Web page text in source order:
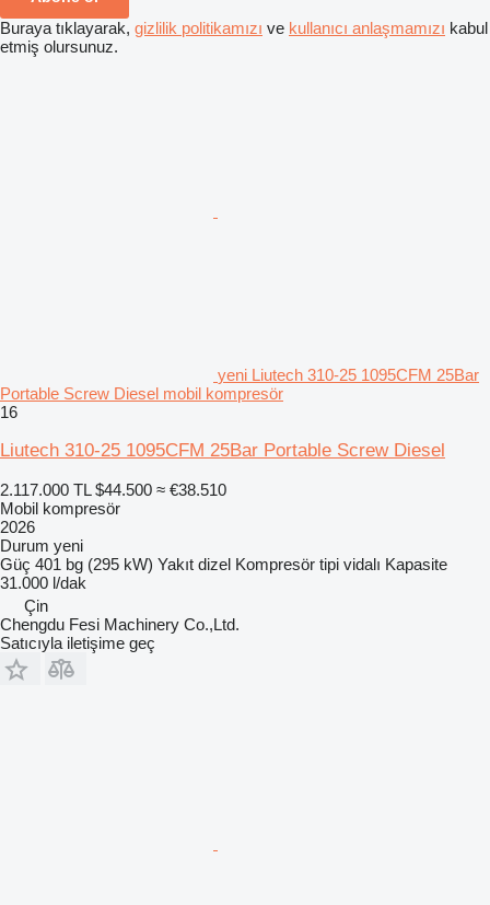
Buraya tıklayarak, gizlilik politikamızı ve kullanıcı anlaşmamızı kabul
etmiş olursunuz.
yeni Liutech 310-25 1095CFM 25Bar
Portable Screw Diesel mobil kompresör
16
Liutech 310-25 1095CFM 25Bar Portable Screw Diesel
2.117.000 TL $44.500 ≈ €38.510
Mobil kompresör
2026
Durum yeni
Güç 401 bg (295 kW) Yakıt dizel Kompresör tipi vidalı Kapasite
31.000 l/dak
Çin
Chengdu Fesi Machinery Co.,Ltd.
Satıcıyla iletişime geç